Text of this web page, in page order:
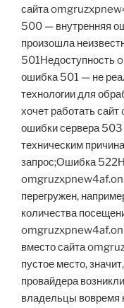
сайта
500 — внутренняя
произошла
501Недоступность
ошибка 501 — не
технологии для
хочет работать
ошибки сервера 503
техническим
запрос;Ошибка
перегружен,
количества
вместо сайта
пустое место,
провайдера
владельцы вовремя